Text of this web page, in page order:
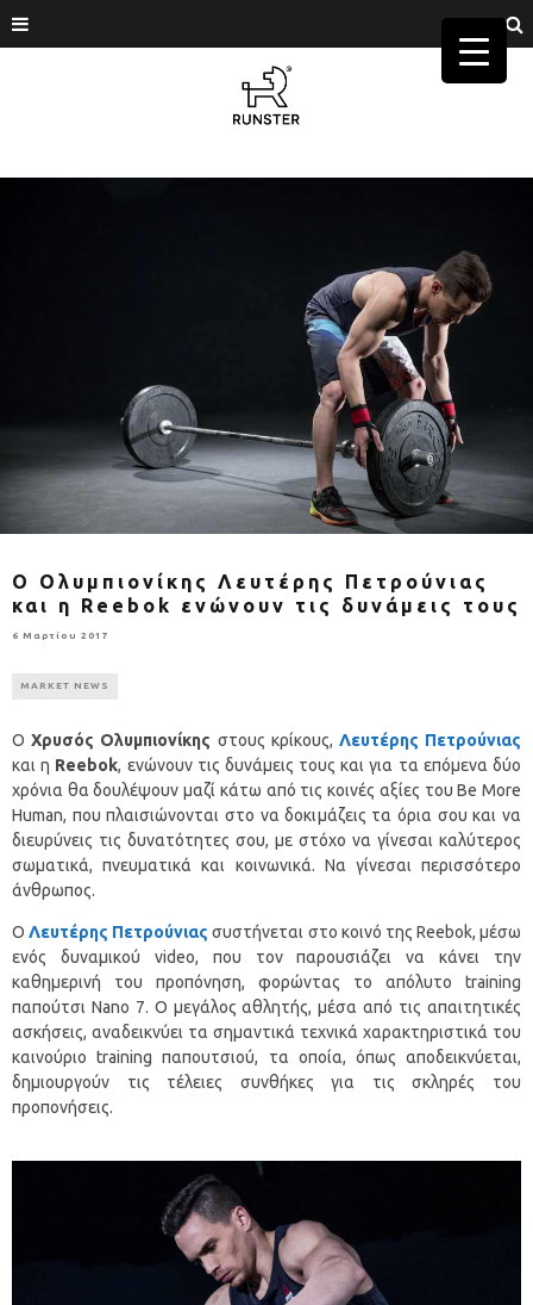
Ο Ολυμπιονίκης Λευτέρης Πετρούνιας
και η Reebok ενώνουν τις δυνάμεις τους
6 Μαρτίου 2017
MARKET NEWS
ΟΧρυσός Ολυμπιονίκης στους κρίκους, Λευτέρης Πετρούνιας
και η Reebok, ενώνουν τις δυνάμεις τους και για τα επόμενα δύο
χρόνια θα δουλέψουν μαζί κάτω από τις κοινές αξίες του Be More
Human, που πλαισιώνονται στο να δοκιμάζεις τα όρια σου και να
διευρύνεις τις δυνατότητες σου, με στόχο να γίνεσαι καλύτερος
σωματικά, πνευματικά και κοινωνικά. Να γίνεσαι περισσότερο
άνθρωπος.
ΟΛευτέρης Πετρούνιας συστήνεται στο κοινό της Reebok, μέσω
ενός δυναμικού video, που τον παρουσιάζει να κάνει την
καθημερινή του προπόνηση, φορώντας το απόλυτο training
παπούτσι Nano 7. Ο μεγάλος αθλητής, μέσα από τις απαιτητικές
ασκήσεις, αναδεικνύει τα σημαντικά τεχνικά χαρακτηριστικά του
καινούριο training παπουτσιού, τα οποία, όπως αποδεικνύεται,
δημιουργούν τις τέλειες συνθήκες για τις σκληρές του
προπονήσεις.